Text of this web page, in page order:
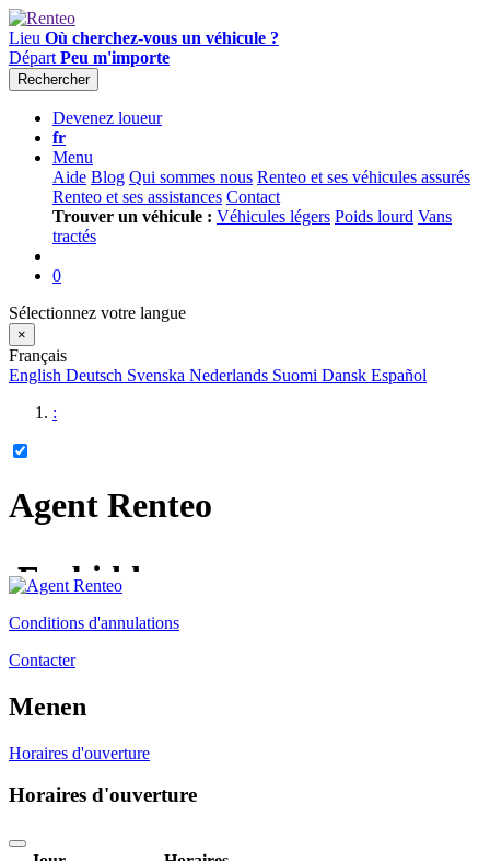
Lieu Où cherchez-vous un véhicule ?
Départ Peu m'importe
Rechercher
Devenez loueur
fr
Menu
Aide Blog Qui sommes nous Renteo et ses véhicules assurés
Renteo et ses assistances Contact
Trouver un véhicule : Véhicules légers Poids lourd Vans
tractés
0
Sélectionnez votre langue
×
Français
English Deutsch Svenska Nederlands Suomi Dansk Español
:
Agent Renteo
Conditions d'annulations
Contacter
Menen
Horaires d'ouverture
Horaires d'ouverture